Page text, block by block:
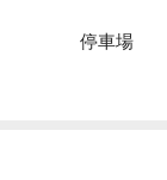
停車場